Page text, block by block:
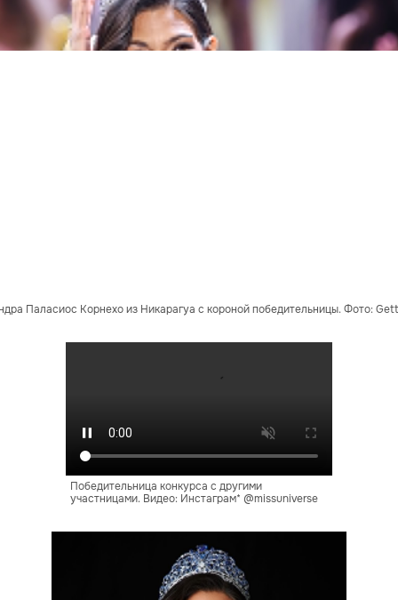
Паласиос Корнехо из Никарагуа с короной победительницы. Фото:
Победительница конкурса с другими
участницами. Видео: Инстаграм* @missuniverse